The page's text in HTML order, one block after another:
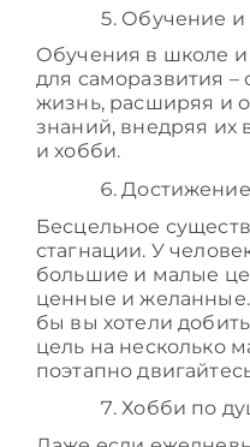
Обучение и
Обучения в школе и
для саморазвития –
жизнь, расширяя и
знаний, внедряя их
и хобби.
Бесцельное
стагнации. У
большие и малые
ценные и
бы вы хотели
цель на несколько
поэтапно
Хобби по